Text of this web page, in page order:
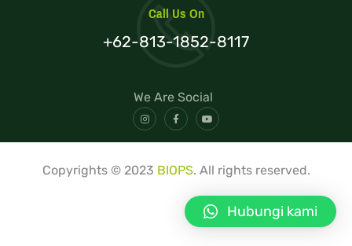
Call Us On
+62-813-1852-8117
We Are Social
Copyrights © 2023 BIOPS. All rights reserved.
Hubungi kami